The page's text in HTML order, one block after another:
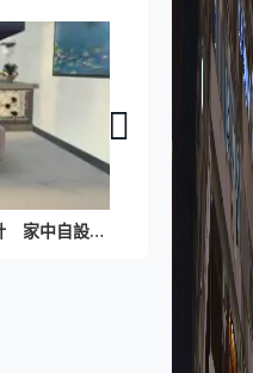
家家有求｜年輕活力家居設計 家中自設水耕種植 裝修家電規劃指南